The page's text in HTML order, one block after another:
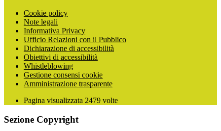
Cookie policy
Note legali
Informativa Privacy
Ufficio Relazioni con il Pubblico
Dichiarazione di accessibilità
Obiettivi di accessibilità
Whistleblowing
Gestione consensi cookie
Amministrazione trasparente
Pagina visualizzata 2479 volte
Sezione Copyright